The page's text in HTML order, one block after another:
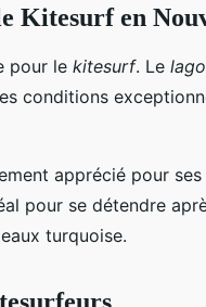
Kitesurf en
pour le kitesurf. Le
conditions
apprécié pour
pour se détendre
turquoise.